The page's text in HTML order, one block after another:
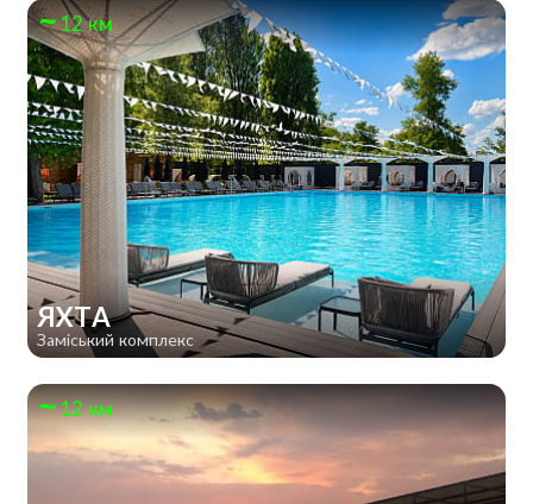
12 км
ЯХТА
Заміський комплекс
12 км